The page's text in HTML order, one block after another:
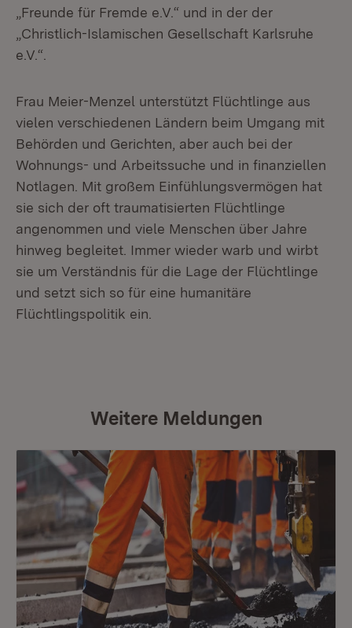
„Freunde für Fremde e.V.“ und in der der
„Christlich-Islamischen Gesellschaft Karlsruhe
e.V.“.
Frau Meier-Menzel unterstützt Flüchtlinge aus
vielen verschiedenen Ländern beim Umgang mit
Behörden und Gerichten, aber auch bei der
Wohnungs- und Arbeitssuche und in finanziellen
Notlagen. Mit großem Einfühlungsvermögen hat
sie sich der oft traumatisierten Flüchtlinge
angenommen und viele Menschen über Jahre
hinweg begleitet. Immer wieder warb und wirbt
sie um Verständnis für die Lage der Flüchtlinge
und setzt sich so für eine humanitäre
Flüchtlingspolitik ein.
Weitere Meldungen